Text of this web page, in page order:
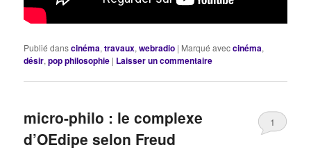
Publié danscinéma,travaux,webradio | Marqué aveccinéma,
désir,pop philosophie | Laisser un commentaire
micro-philo : le complexe
d’OEdipe selon Freud
1